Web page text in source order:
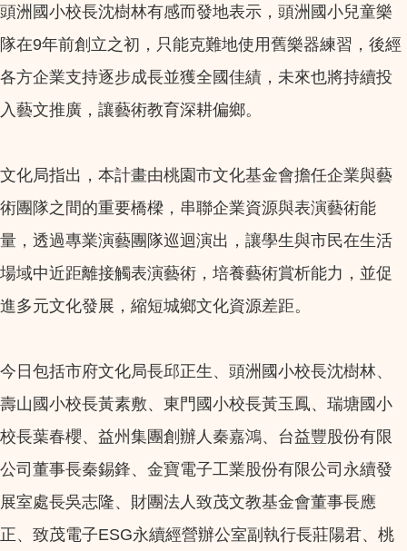
頭洲國小校長沈樹林有感而發地表示，頭洲國小兒童樂
隊在9年前創立之初，只能克難地使用舊樂器練習，後經
各方企業支持逐步成長並獲全國佳績，未來也將持續投
入藝文推廣，讓藝術教育深耕偏鄉。
文化局指出，本計畫由桃園市文化基金會擔任企業與藝
術團隊之間的重要橋樑，串聯企業資源與表演藝術能
量，透過專業演藝團隊巡迴演出，讓學生與市民在生活
場域中近距離接觸表演藝術，培養藝術賞析能力，並促
進多元文化發展，縮短城鄉文化資源差距。
今日包括市府文化局長邱正生、頭洲國小校長沈樹林、
壽山國小校長黃素敷、東門國小校長黃玉鳳、瑞塘國小
校長葉春櫻、益州集團創辦人秦嘉鴻、台益豐股份有限
公司董事長秦錫鋒、金寶電子工業股份有限公司永續發
展室處長吳志隆、財團法人致茂文教基金會董事長應
正、致茂電子ESG永續經營辦公室副執行長莊陽君、桃